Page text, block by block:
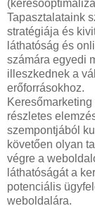
Tapasztalataink
stratégiája és
láthatóság és
számára egyedi
illeszkednek a
erőforrásokhoz.
részletes
szempontjából
követően olyan
végre a
láthatóságát a
potenciális
weboldalára.